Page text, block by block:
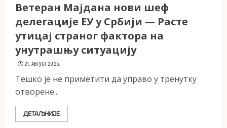
Ветеран Мајдана нови шеф
делегације ЕУ у Србији — Расте
утицај страног фактора на
унутрашњу ситуацију
21. АВГУСТ 2025.
Тешко је не приметити да управо у тренутку
отворене...
ДЕТАЉНИЈЕ